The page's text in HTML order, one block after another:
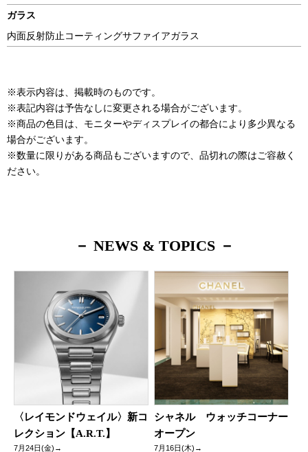
ガラス
内面反射防止コーティングサファイアガラス
※表示内容は、掲載時のものです。
※表記内容は予告なしに変更される場合がございます。
※商品の色目は、モニターやディスプレイの都合により多少異なる
場合がございます。
※数量に限りがある商品もございますので、品切れの際はご容赦く
ださい。
－ NEWS & TOPICS －
〈レイモンドウェイル〉新コ
レクション【A.R.T.】
7月24日(金)→
シャネル ウォッチコーナー
オープン
7月16日(木)→